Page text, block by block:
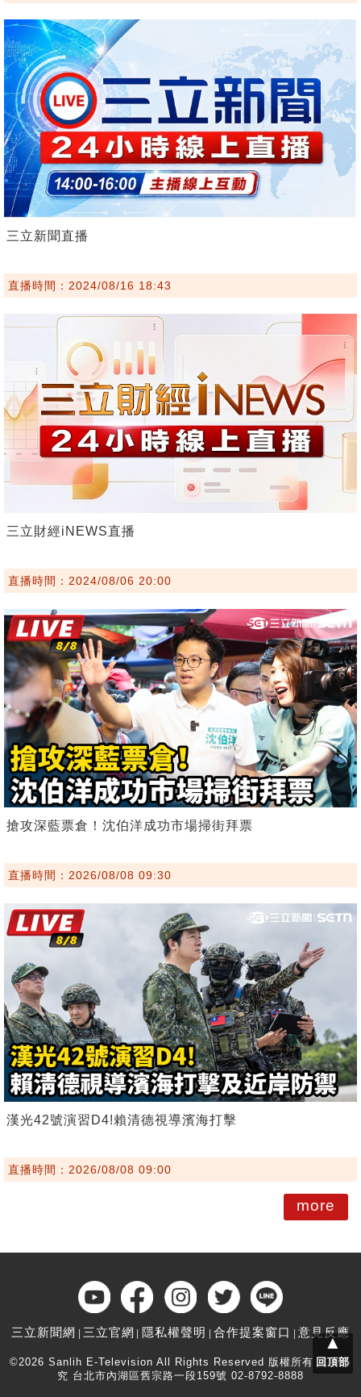
三立新聞直播
直播時間：2024/08/16 18:43
三立財經iNEWS直播
直播時間：2024/08/06 20:00
搶攻深藍票倉！沈伯洋成功市場掃街拜票
直播時間：2026/08/08 09:30
漢光42號演習D4!賴清德視導濱海打擊
直播時間：2026/08/08 09:00
more
三立新聞網 三立官網 隱私權聲明 合作提案窗口 意見反應
©2026 Sanlih E-Television All Rights Reserved 版權所有 盜用必
究 台北市內湖區舊宗路一段159號 02-8792-8888
▲
回頂部